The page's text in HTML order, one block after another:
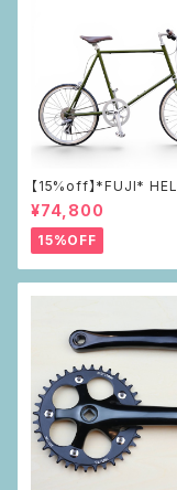
【15%off】*FUJI*
¥74,800
15%OFF